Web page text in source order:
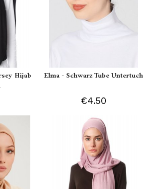
Hijab
Elma - Schwarz Tube Untertuch
€4.50